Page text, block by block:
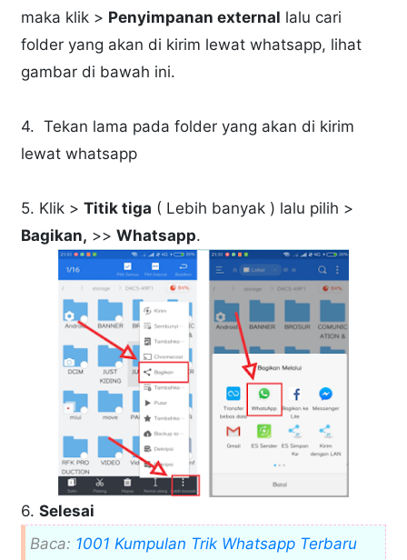
maka klik > Penyimpanan external lalu cari
folder yang akan di kirim lewat whatsapp, lihat
gambar di bawah ini.
4. Tekan lama pada folder yang akan di kirim
lewat whatsapp
5. Klik >Titik tiga ( Lebih banyak ) lalu pilih >
Bagikan, >>Whatsapp.
6.Selesai
Baca: 1001 Kumpulan Trik Whatsapp Terbaru